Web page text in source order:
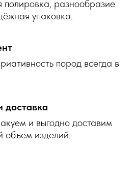
полировка, разнообразие
упаковка.
пород всегда в
доставка
и выгодно доставим
изделий.